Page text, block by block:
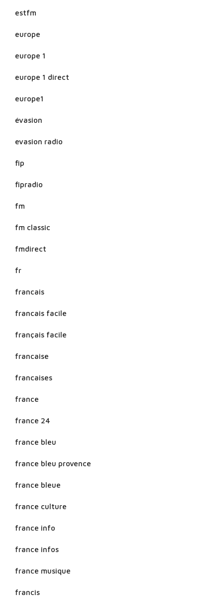
estfm
europe
europe 1
europe 1 direct
europe1
évasion
evasion radio
fip
fipradio
fm
fm classic
fmdirect
fr
francais
francais facile
français facile
francaise
francaises
france
france 24
france bleu
france bleu provence
france bleue
france culture
france info
france infos
france musique
francis